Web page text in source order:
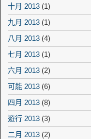
十月 2013 (1)
九月 2013 (1)
八月 2013 (4)
七月 2013 (1)
六月 2013 (2)
可能 2013 (6)
四月 2013 (8)
遊行 2013 (3)
二月 2013 (2)